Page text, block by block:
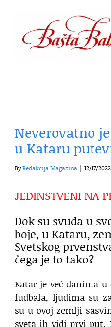
content
Neverovatno
u Kataru
ByRedakcija Magazina 12/17/2022
JEDINSTVENI NA
Dok su svuda u
boje, u Kataru,
Svetskog
čega je to tako?
Katar je već danima u
fudbala, ljudima su
su u ovoj zemlji
sveta ih vidi prvi put.